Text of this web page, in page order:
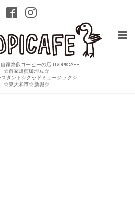
焙煎コーヒーの店 TROPICAFE
家焙煎珈琲豆☆
ンド☆グッドミュージック☆
大和市☆新堀☆